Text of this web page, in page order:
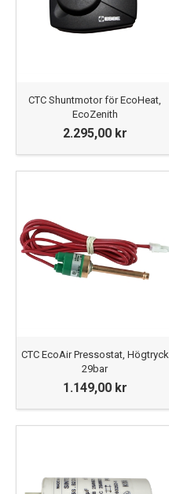
CTC Shuntmotor för EcoHeat,
EcoZenith
2.295,00 kr
CTC EcoAir Pressostat, Högtryck
29bar
1.149,00 kr